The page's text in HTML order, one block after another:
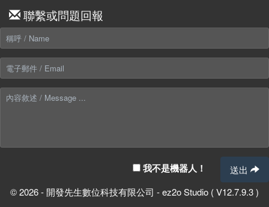
聯繫或問題回報
我不是機器人！
送出
© 2026 - 開發先生數位科技有限公司 - ez2o Studio ( V12.7.9.3 )